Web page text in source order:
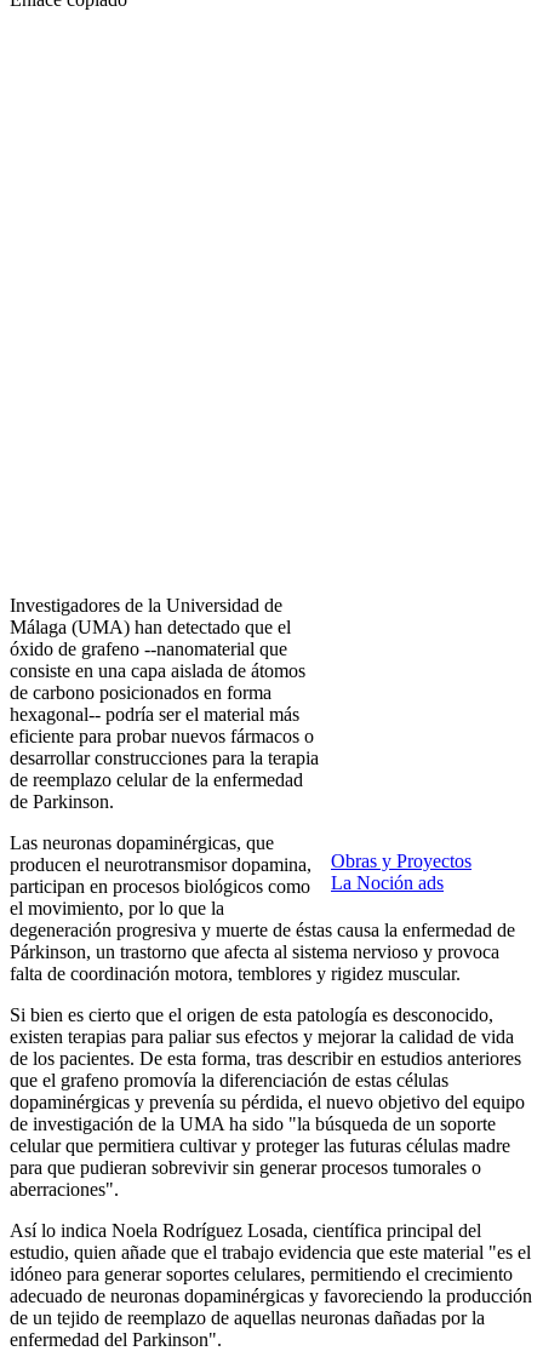
Obras y Proyectos
La Noción ads
Investigadores de la Universidad de
Málaga (UMA) han detectado que el
óxido de grafeno --nanomaterial que
consiste en una capa aislada de átomos
de carbono posicionados en forma
hexagonal-- podría ser el material más
eficiente para probar nuevos fármacos o
desarrollar construcciones para la terapia
de reemplazo celular de la enfermedad
de Parkinson.
Las neuronas dopaminérgicas, que
producen el neurotransmisor dopamina,
participan en procesos biológicos como
el movimiento, por lo que la
degeneración progresiva y muerte de éstas causa la enfermedad de
Párkinson, un trastorno que afecta al sistema nervioso y provoca
falta de coordinación motora, temblores y rigidez muscular.
Si bien es cierto que el origen de esta patología es desconocido,
existen terapias para paliar sus efectos y mejorar la calidad de vida
de los pacientes. De esta forma, tras describir en estudios anteriores
que el grafeno promovía la diferenciación de estas células
dopaminérgicas y prevenía su pérdida, el nuevo objetivo del equipo
de investigación de la UMA ha sido "la búsqueda de un soporte
celular que permitiera cultivar y proteger las futuras células madre
para que pudieran sobrevivir sin generar procesos tumorales o
aberraciones".
Así lo indica Noela Rodríguez Losada, científica principal del
estudio, quien añade que el trabajo evidencia que este material "es el
idóneo para generar soportes celulares, permitiendo el crecimiento
adecuado de neuronas dopaminérgicas y favoreciendo la producción
de un tejido de reemplazo de aquellas neuronas dañadas por la
enfermedad del Parkinson".